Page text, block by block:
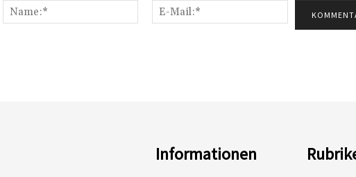
Name:*
Mail:*
Informationen